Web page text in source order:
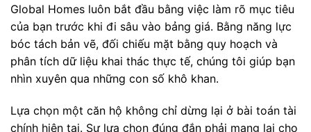
Global Homes luôn bắt đầu bằng việc làm rõ mục tiêu
của bạn trước khi đi sâu vào bảng giá. Bằng năng lực
bóc tách bản vẽ, đối chiếu mặt bằng quy hoạch và
phân tích dữ liệu khai thác thực tế, chúng tôi giúp bạn
nhìn xuyên qua những con số khô khan.
Lựa chọn một căn hộ không chỉ dừng lại ở bài toán tài
chính hiện tại. Sự lựa chọn đúng đắn phải mang lại cho